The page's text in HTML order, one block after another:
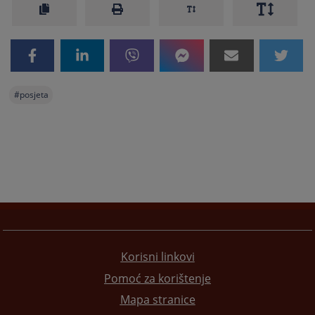
#posjeta
Korisni linkovi
Pomoć za korištenje
Mapa stranice